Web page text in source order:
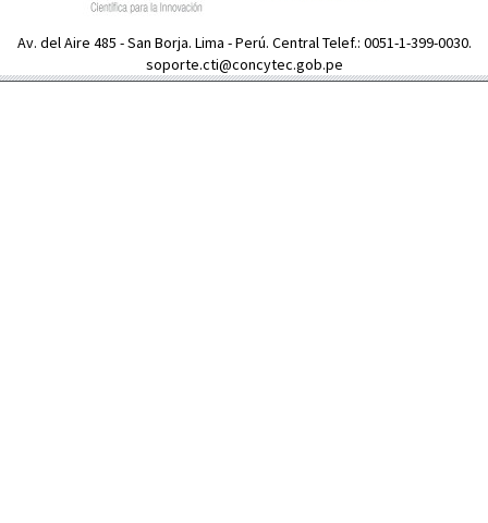
Av. del Aire 485 - San Borja. Lima - Perú. Central Telef.: 0051-1-399-0030.
soporte.cti@concytec.gob.pe